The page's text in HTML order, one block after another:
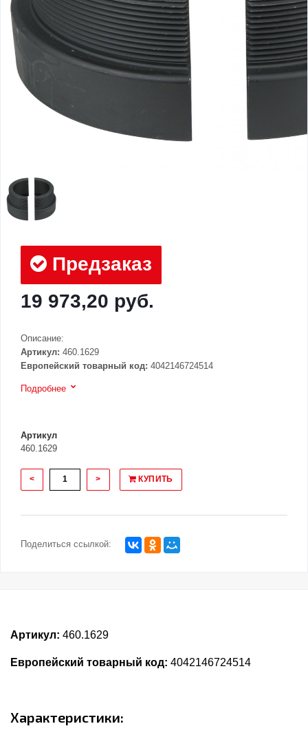
Предзаказ
19 973,20 руб.
Описание:
Артикул: 460.1629
Европейский товарный код: 4042146724514
Подробнее
Артикул
460.1629
< > КУПИТЬ
Поделиться ссылкой:
Артикул: 460.1629
Европейский товарный код: 4042146724514
Характеристики: